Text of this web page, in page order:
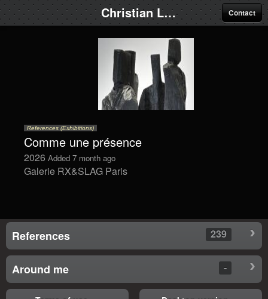
Christian Lapie Contact
References (Exhibitions)
Comme une présence
2026 Added 7 month ago
Galerie RX&SLAG Paris
References 239
Around me -